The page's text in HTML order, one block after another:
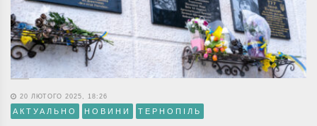
20 ЛЮТОГО 2025, 18:26
АКТУАЛЬНО НОВИНИ ТЕРНОПІЛЬ